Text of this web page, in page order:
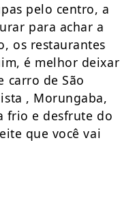
pelo centro, a
para achar a
os restaurantes
é melhor deixar
carro de São
, Morungaba,
frio e desfrute do
que você vai